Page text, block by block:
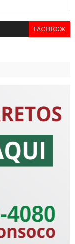
FACEBOOK